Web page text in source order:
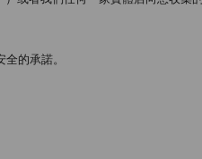
的承諾。